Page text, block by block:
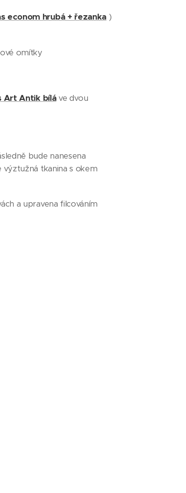
econom hrubá + řezanka )
omítky
Art Antik bíláve dvou
bude nanesena
výztužná tkanina s okem
a upravena filcováním